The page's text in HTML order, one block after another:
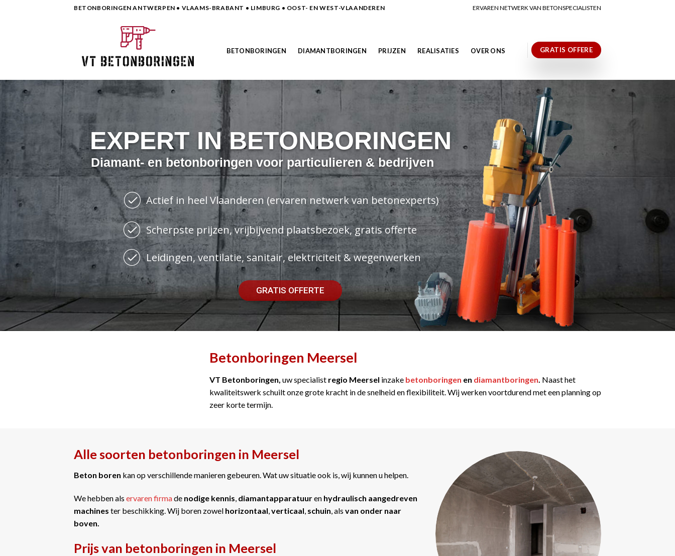
BETONBORINGEN ANTWERPEN • VLAAMS-BRABANT • LIMBURG • OOST- EN WEST-VLAANDEREN ERVAREN NETWERK VAN BETONSPECIALISTEN
BETONBORINGEN DIAMANTBORINGEN PRIJZEN REALISATIES OVER ONS GRATIS OFFERE
EXPERT IN BETONBORINGEN
Diamant- en betonboringen voor particulieren & bedrijven
Actief in heel Vlaanderen (ervaren netwerk van betonexperts)
Scherpste prijzen, vrijbijvend plaatsbezoek, gratis offerte
Leidingen, ventilatie, sanitair, elektriciteit & wegenwerken
GRATIS OFFERTE
Betonboringen Meersel
VT Betonboringen, uw specialist regio Meersel inzake betonboringen en diamantboringen Naast het
kwaliteitswerk schuilt onze grote kracht in de snelheid en flexibiliteit. Wij werken voortdurend met een planning op
zeer korte termijn.
Alle soorten betonboringen in Meersel
Beton boren kan op verschillende manieren gebeuren. Wat uw situatie ook is, wij kunnen u helpen.
We hebben als ervaren firmade nodige kennis, diamantapparatuuren hydraulisch aangedreven
machines ter beschikking. Wij boren zowel horizontaal,verticaal, schuin, als van onder naar
boven.
Prijs van betonboringen in Meersel